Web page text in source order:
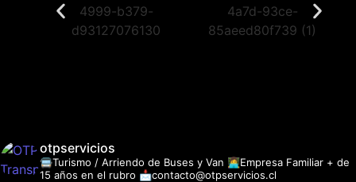
otpservicios
🚍Turismo / Arriendo de Buses y Van 👩‍💻Empresa Familiar + de
15 años en el rubro 📩contacto@otpservicios.cl